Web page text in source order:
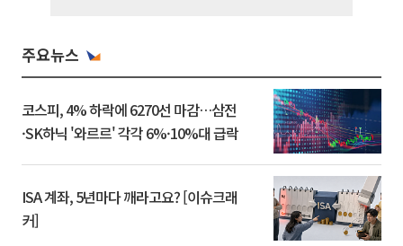
주요뉴스
코스피, 4% 하락에 6270선 마감…삼전
·SK하닉 '와르르' 각각 6%·10%대 급락
ISA 계좌, 5년마다 깨라고요? [이슈크래
커]